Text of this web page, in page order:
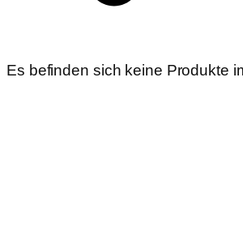
Es befinden sich keine Produkte